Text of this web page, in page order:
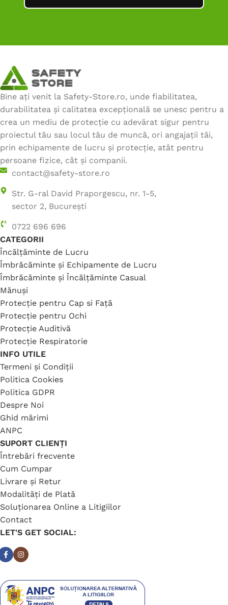
Bine ați venit la Safety-Store.ro, unde fiabilitatea,
durabilitatea și calitatea excepțională se unesc pentru a
crea un mediu de protecție cu adevărat sigur pentru
proiectul tău sau locul tău de muncă, ori angajații tăi,
prin echipamente de lucru și protecție, atât pentru
persoane fizice, cât și companii.
contact@safety-store.ro
Str. G-ral David Praporgescu, nr. 1-5,
sector 2, București
0722 696 696
CATEGORII
Încălțăminte de Lucru
Îmbrăcăminte și Echipamente de Lucru
Îmbrăcăminte și Încălțăminte Casual
Mănuși
Protecție pentru Cap si Față
Protecție pentru Ochi
Protecție Auditivă
Protecție Respiratorie
INFO UTILE
Termeni și Condiții
Politica Cookies
Politica GDPR
Despre Noi
Ghid mărimi
ANPC
SUPORT CLIENȚI
Întrebări frecvente
Cum Cumpar
Livrare și Retur
Modalități de Plată
Soluționarea Online a Litigiilor
Contact
LET'S GET SOCIAL: